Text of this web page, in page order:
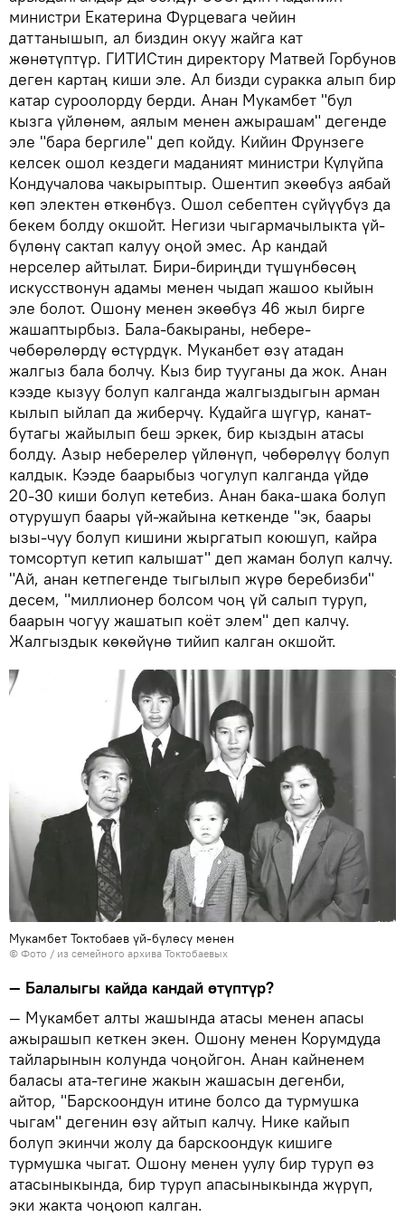
министри Екатерина Фурцевага чейин
даттанышып, ал биздин окуу жайга кат
жөнөтүптүр. ГИТИСтин директору Матвей Горбунов
деген картаң киши эле. Ал бизди суракка алып бир
катар суроолорду берди. Анан Мукамбет "бул
кызга үйлөнөм, аялым менен ажырашам" дегенде
эле "бара бергиле" деп койду. Кийин Фрунзеге
келсек ошол кездеги маданият министри Күлүйпа
Кондучалова чакырыптыр. Ошентип экөөбүз аябай
көп электен өткөнбүз. Ошол себептен сүйүүбүз да
бекем болду окшойт. Негизи чыгармачылыкта үй-
бүлөнү сактап калуу оңой эмес. Ар кандай
нерселер айтылат. Бири-бириңди түшүнбөсөң
искусствонун адамы менен чыдап жашоо кыйын
эле болот. Ошону менен экөөбүз 46 жыл бирге
жашаптырбыз. Бала-бакыраны, небере-
чөбөрөлөрдү өстүрдүк. Муканбет өзү атадан
жалгыз бала болчу. Кыз бир тууганы да жок. Анан
кээде кызуу болуп калганда жалгыздыгын арман
кылып ыйлап да жиберчү. Кудайга шүгүр, канат-
бутагы жайылып беш эркек, бир кыздын атасы
болду. Азыр неберелер үйлөнүп, чөбөрөлүү болуп
калдык. Кээде баарыбыз чогулуп калганда үйдө
20-30 киши болуп кетебиз. Анан бака-шака болуп
отурушуп баары үй-жайына кеткенде "эк, баары
ызы-чуу болуп кишини жыргатып коюшуп, кайра
томсортуп кетип калышат" деп жаман болуп калчу.
"Ай, анан кетпегенде тыгылып жүрө беребизби"
десем, "миллионер болсом чоң үй салып туруп,
баарын чогуу жашатып коёт элем" деп калчу.
Жалгыздык көкөйүнө тийип калган окшойт.
Мукамбет Токтобаев үй-бүлөсү менен
© Фото / из семейного архива Токтобаевых
— Балалыгы кайда кандай өтүптүр?
— Мукамбет алты жашында атасы менен апасы
ажырашып кеткен экен. Ошону менен Корумдуда
тайларынын колунда чоңойгон. Анан кайненем
баласы ата-тегине жакын жашасын дегенби,
айтор, "Барскоондун итине болсо да турмушка
чыгам" дегенин өзү айтып калчу. Нике кайып
болуп экинчи жолу да барскоондук кишиге
турмушка чыгат. Ошону менен уулу бир туруп өз
атасыныкында, бир туруп апасыныкында жүрүп,
эки жакта чоңоюп калган.